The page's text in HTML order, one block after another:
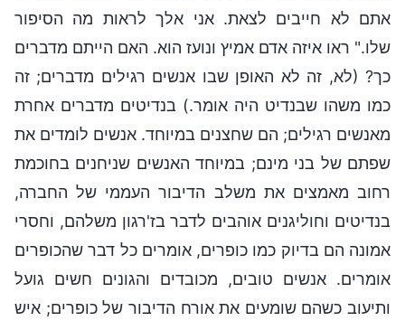
אתם לא חייבים לצאת. אני אלך לראות מה הסיפור
שלו." ראו איזה אדם אמיץ ונועז הוא. האם הייתם מדברים
כך? (לא, זה לא האופן שבו אנשים רגילים מדברים; זה
כמו משהו שבנדיט היה אומר.) בנדיטים מדברים אחרת
מאנשים רגילים; הם שחצנים במיוחד. אנשים לומדים את
שפתם של בני מינם; במיוחד האנשים שניחנים בחוכמת
רחוב מאמצים את משלב הדיבור העממי של החברה,
בנדיטים וחוליגנים אוהבים לדבר בז'רגון משלהם, וחסרי
אמונה הם בדיוק כמו כופרים, אומרים כל דבר שהכופרים
אומרים. אנשים טובים, מכובדים והגונים חשים גועל
ותיעוב כשהם שומעים את אורח הדיבור של כופרים; איש